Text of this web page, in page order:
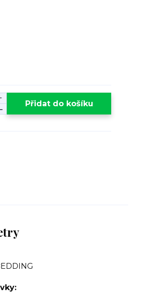
Přidat do košíku